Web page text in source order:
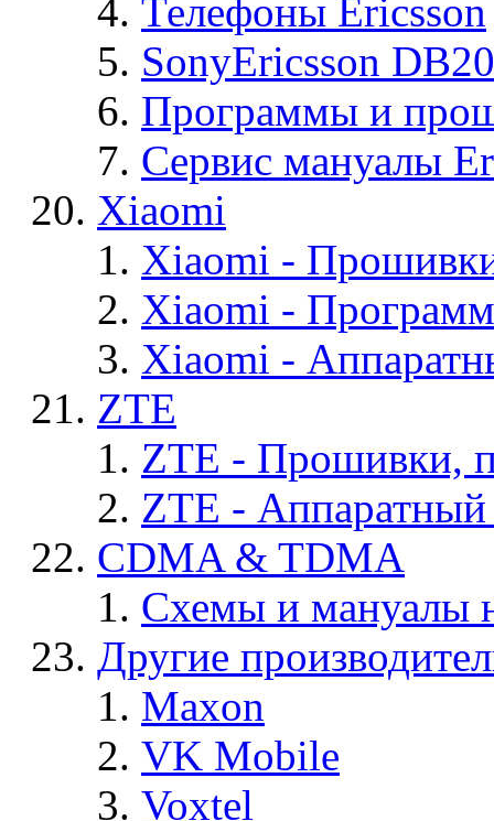
Телефоны Ericsson
SonyEricsson
Программы и
Сервис мануалы
Xiaomi
Xiaomi -
Xiaomi -
Xiaomi -
ZTE
ZTE - Прошивки,
ZTE -
CDMA & TDMA
Схемы и мануалы
Другие
Maxon
VK Mobile
Voxtel